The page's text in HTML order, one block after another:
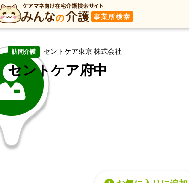
トップ
東京都 府中市 訪問介護 セントケア府中
訪問介護 セントケア東京 株式会社
セントケア府中